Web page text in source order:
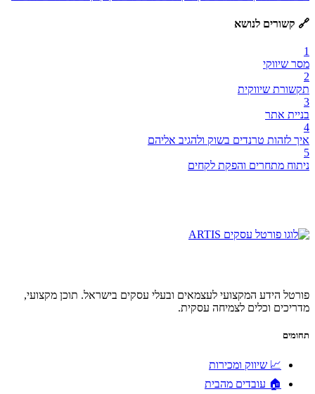
🔗 קשורים לנושא
1
מסר שיווקי
2
תקשורת שיווקית
3
בניית אתר
4
איך לזהות טרנדים בשוק ולהגיב אליהם
5
ניתוח מתחרים והפקת לקחים
פורטל הידע המקצועי לעצמאים ובעלי עסקים בישראל. תוכן מקצועי,
מדריכים וכלים לצמיחה עסקית.
תחומים
📈 שיווק ומכירות
🏠 עובדים מהבית